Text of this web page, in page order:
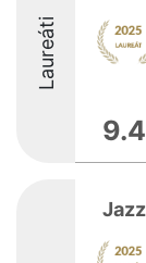
Laureáti
9.4